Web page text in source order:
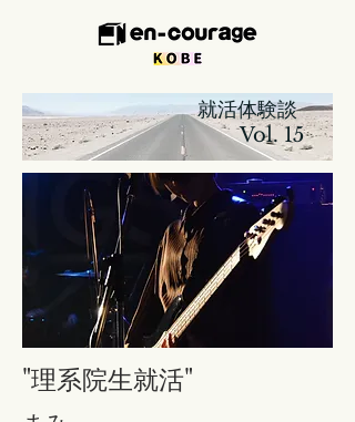
​ 就活体験談
Vol. 15
"理系院生就活"